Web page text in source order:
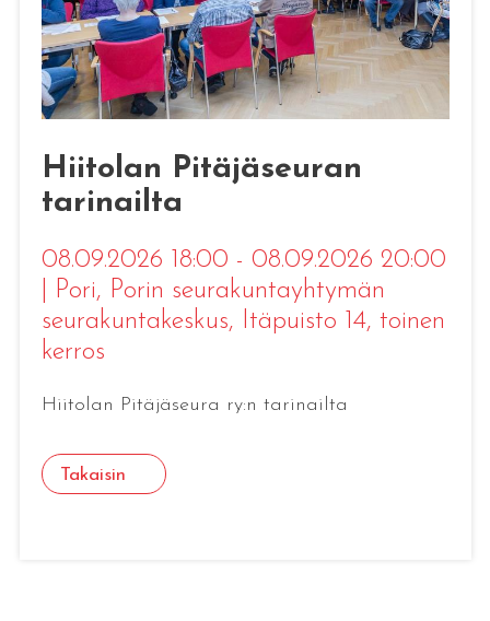
Hiitolan Pitäjäseuran
tarinailta
08.09.2026 18:00 - 08.09.2026 20:00
Pori, Porin seurakuntayhtymän
seurakuntakeskus, Itäpuisto 14, toinen
kerros
Hiitolan Pitäjäseura ry:n tarinailta
Takaisin